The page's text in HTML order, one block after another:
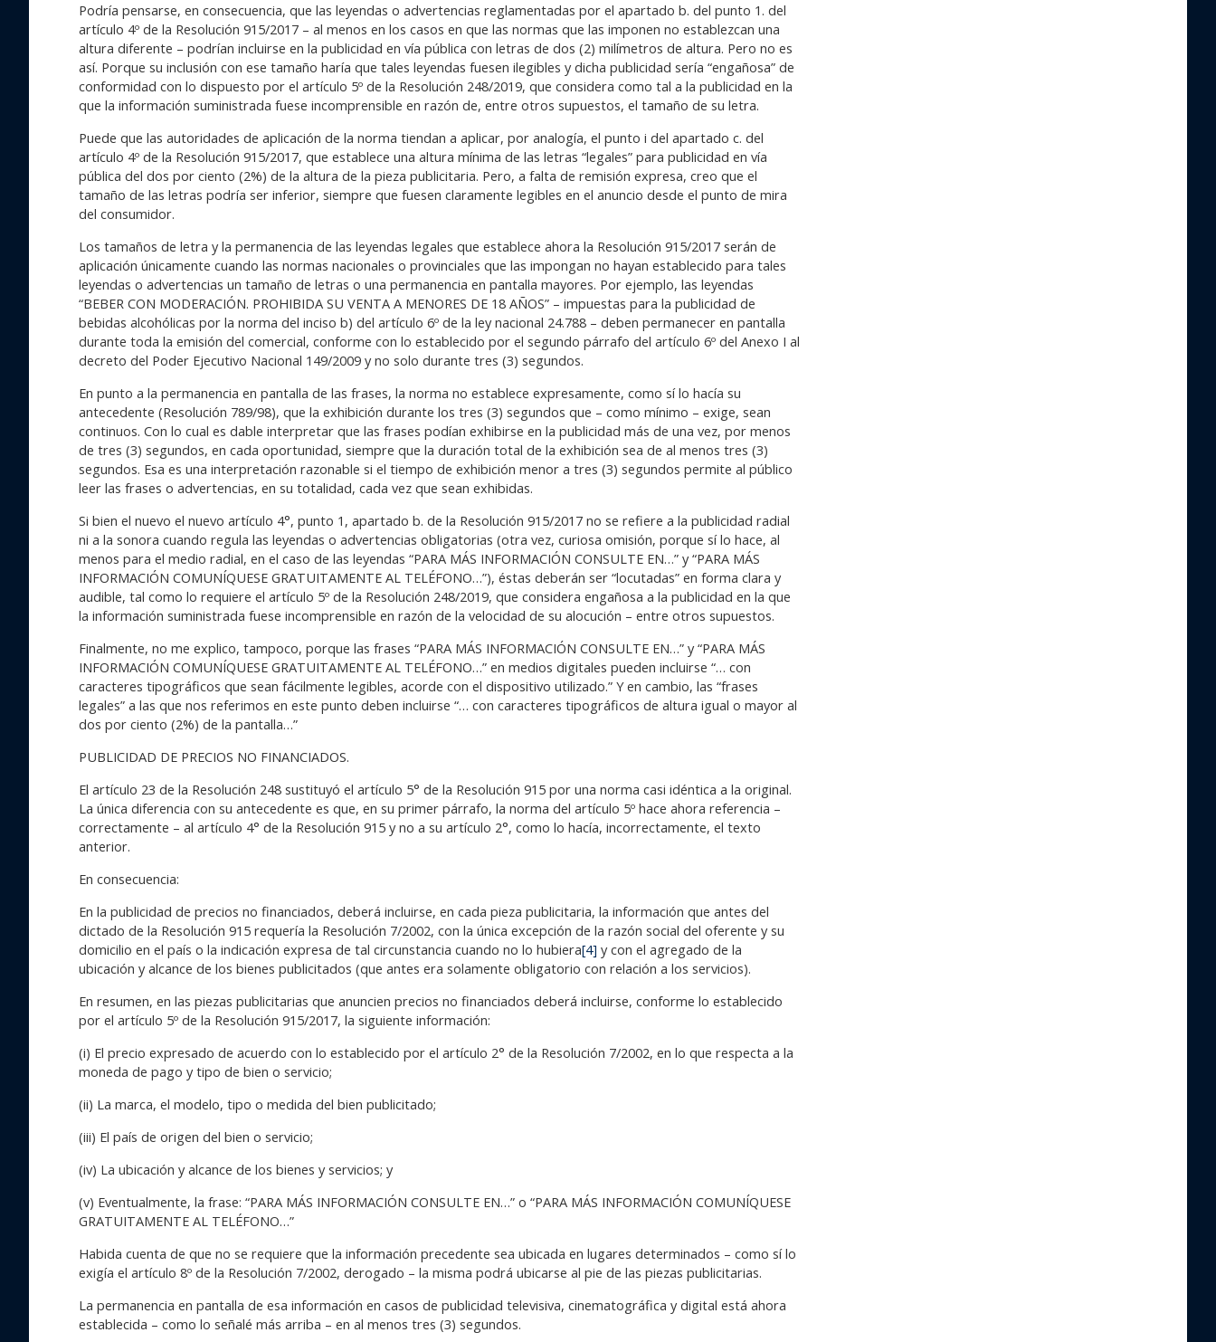
Podría pensarse, en consecuencia, que las leyendas o advertencias reglamentadas por el apartado b. del punto 1. del
artículo 4º de la Resolución 915/2017 – al menos en los casos en que las normas que las imponen no establezcan una
altura diferente – podrían incluirse en la publicidad en vía pública con letras de dos (2) milímetros de altura. Pero no es
así. Porque su inclusión con ese tamaño haría que tales leyendas fuesen ilegibles y dicha publicidad sería “engañosa” de
conformidad con lo dispuesto por el artículo 5º de la Resolución 248/2019, que considera como tal a la publicidad en la
que la información suministrada fuese incomprensible en razón de, entre otros supuestos, el tamaño de su letra.
Puede que las autoridades de aplicación de la norma tiendan a aplicar, por analogía, el punto i del apartado c. del
artículo 4º de la Resolución 915/2017, que establece una altura mínima de las letras “legales” para publicidad en vía
pública del dos por ciento (2%) de la altura de la pieza publicitaria. Pero, a falta de remisión expresa, creo que el
tamaño de las letras podría ser inferior, siempre que fuesen claramente legibles en el anuncio desde el punto de mira
del consumidor.
Los tamaños de letra y la permanencia de las leyendas legales que establece ahora la Resolución 915/2017 serán de
aplicación únicamente cuando las normas nacionales o provinciales que las impongan no hayan establecido para tales
leyendas o advertencias un tamaño de letras o una permanencia en pantalla mayores. Por ejemplo, las leyendas
“BEBER CON MODERACIÓN. PROHIBIDA SU VENTA A MENORES DE 18 AÑOS” – impuestas para la publicidad de
bebidas alcohólicas por la norma del inciso b) del artículo 6º de la ley nacional 24.788 – deben permanecer en pantalla
durante toda la emisión del comercial, conforme con lo establecido por el segundo párrafo del artículo 6º del Anexo I al
decreto del Poder Ejecutivo Nacional 149/2009 y no solo durante tres (3) segundos.
En punto a la permanencia en pantalla de las frases, la norma no establece expresamente, como sí lo hacía su
antecedente (Resolución 789/98), que la exhibición durante los tres (3) segundos que – como mínimo – exige, sean
continuos. Con lo cual es dable interpretar que las frases podían exhibirse en la publicidad más de una vez, por menos
de tres (3) segundos, en cada oportunidad, siempre que la duración total de la exhibición sea de al menos tres (3)
segundos. Esa es una interpretación razonable si el tiempo de exhibición menor a tres (3) segundos permite al público
leer las frases o advertencias, en su totalidad, cada vez que sean exhibidas.
Si bien el nuevo el nuevo artículo 4°, punto 1, apartado b. de la Resolución 915/2017 no se refiere a la publicidad radial
ni a la sonora cuando regula las leyendas o advertencias obligatorias (otra vez, curiosa omisión, porque sí lo hace, al
menos para el medio radial, en el caso de las leyendas “PARA MÁS INFORMACIÓN CONSULTE EN…” y “PARA MÁS
INFORMACIÓN COMUNÍQUESE GRATUITAMENTE AL TELÉFONO…”), éstas deberán ser “locutadas” en forma clara y
audible, tal como lo requiere el artículo 5º de la Resolución 248/2019, que considera engañosa a la publicidad en la que
la información suministrada fuese incomprensible en razón de la velocidad de su alocución – entre otros supuestos.
Finalmente, no me explico, tampoco, porque las frases “PARA MÁS INFORMACIÓN CONSULTE EN…” y “PARA MÁS
INFORMACIÓN COMUNÍQUESE GRATUITAMENTE AL TELÉFONO…” en medios digitales pueden incluirse “… con
caracteres tipográficos que sean fácilmente legibles, acorde con el dispositivo utilizado.” Y en cambio, las “frases
legales” a las que nos referimos en este punto deben incluirse “… con caracteres tipográficos de altura igual o mayor al
dos por ciento (2%) de la pantalla…”
PUBLICIDAD DE PRECIOS NO FINANCIADOS.
El artículo 23 de la Resolución 248 sustituyó el artículo 5° de la Resolución 915 por una norma casi idéntica a la original.
La única diferencia con su antecedente es que, en su primer párrafo, la norma del artículo 5º hace ahora referencia –
correctamente – al artículo 4° de la Resolución 915 y no a su artículo 2°, como lo hacía, incorrectamente, el texto
anterior.
En consecuencia:
En la publicidad de precios no financiados, deberá incluirse, en cada pieza publicitaria, la información que antes del
dictado de la Resolución 915 requería la Resolución 7/2002, con la única excepción de la razón social del oferente y su
domicilio en el país o la indicación expresa de tal circunstancia cuando no lo hubiera[4] y con el agregado de la
ubicación y alcance de los bienes publicitados (que antes era solamente obligatorio con relación a los servicios).
En resumen, en las piezas publicitarias que anuncien precios no financiados deberá incluirse, conforme lo establecido
por el artículo 5º de la Resolución 915/2017, la siguiente información:
(i) El precio expresado de acuerdo con lo establecido por el artículo 2° de la Resolución 7/2002, en lo que respecta a la
moneda de pago y tipo de bien o servicio;
(ii) La marca, el modelo, tipo o medida del bien publicitado;
(iii) El país de origen del bien o servicio;
(iv) La ubicación y alcance de los bienes y servicios; y
(v) Eventualmente, la frase: “PARA MÁS INFORMACIÓN CONSULTE EN…” o “PARA MÁS INFORMACIÓN COMUNÍQUESE
GRATUITAMENTE AL TELÉFONO…”
Habida cuenta de que no se requiere que la información precedente sea ubicada en lugares determinados – como sí lo
exigía el artículo 8º de la Resolución 7/2002, derogado – la misma podrá ubicarse al pie de las piezas publicitarias.
La permanencia en pantalla de esa información en casos de publicidad televisiva, cinematográfica y digital está ahora
establecida – como lo señalé más arriba – en al menos tres (3) segundos.